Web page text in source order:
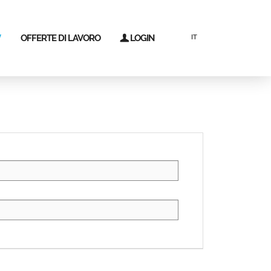
OFFERTE DI LAVORO LOGIN IT